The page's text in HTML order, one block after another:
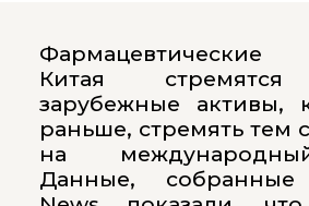
Китая стремятся
зарубежные активы,
раньше, стремять тем
на
Данные, собранные